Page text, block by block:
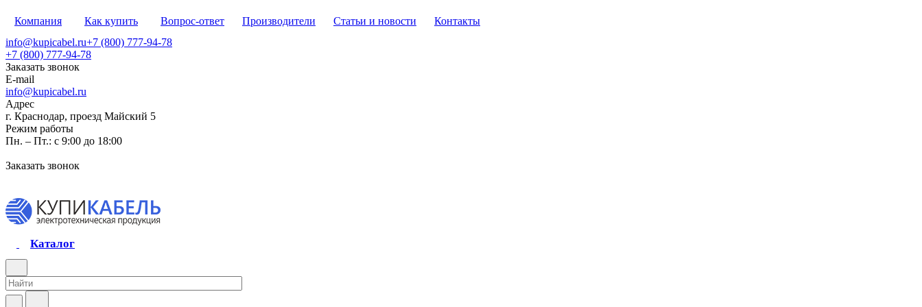
Компания Как купить Вопрос-ответ Производители Статьи и новости
Контакты
info@kupicabel.ru+7 (800) 777-94-78
+7 (800) 777-94-78
Заказать звонок
E-mail
info@kupicabel.ru
Адрес
г. Краснодар, проезд Майский 5
Режим работы
Пн. – Пт.: с 9:00 до 18:00
Заказать звонок
Каталог